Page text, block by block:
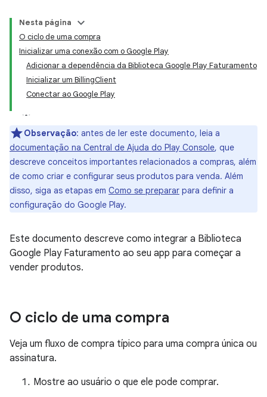
Nesta página
O ciclo de uma compra
Inicializar uma conexão com o Google Play
Adicionar a dependência da Biblioteca Google Play Faturamento
Inicializar um BillingClient
Conectar ao Google Play
Observação: antes de ler este documento, leia a
documentação na Central de Ajuda do Play Console, que
descreve conceitos importantes relacionados a compras, além
de como criar e configurar seus produtos para venda. Além
disso, siga as etapas em Como se preparar para definir a
configuração do Google Play.
Este documento descreve como integrar a Biblioteca
Google Play Faturamento ao seu app para começar a
vender produtos.
O ciclo de uma compra
Veja um fluxo de compra típico para uma compra única ou
assinatura.
Mostre ao usuário o que ele pode comprar.